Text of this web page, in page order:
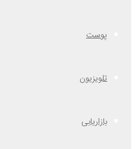
پوست
تلویزیون
بازاریابی